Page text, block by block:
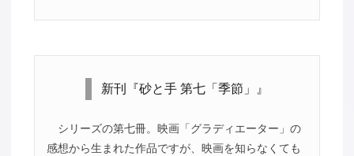
新刊『砂と手 第七「季節」』
シリーズの第七冊。映画「グラディエーター」の
感想から生まれた作品ですが、映画を知らなくても